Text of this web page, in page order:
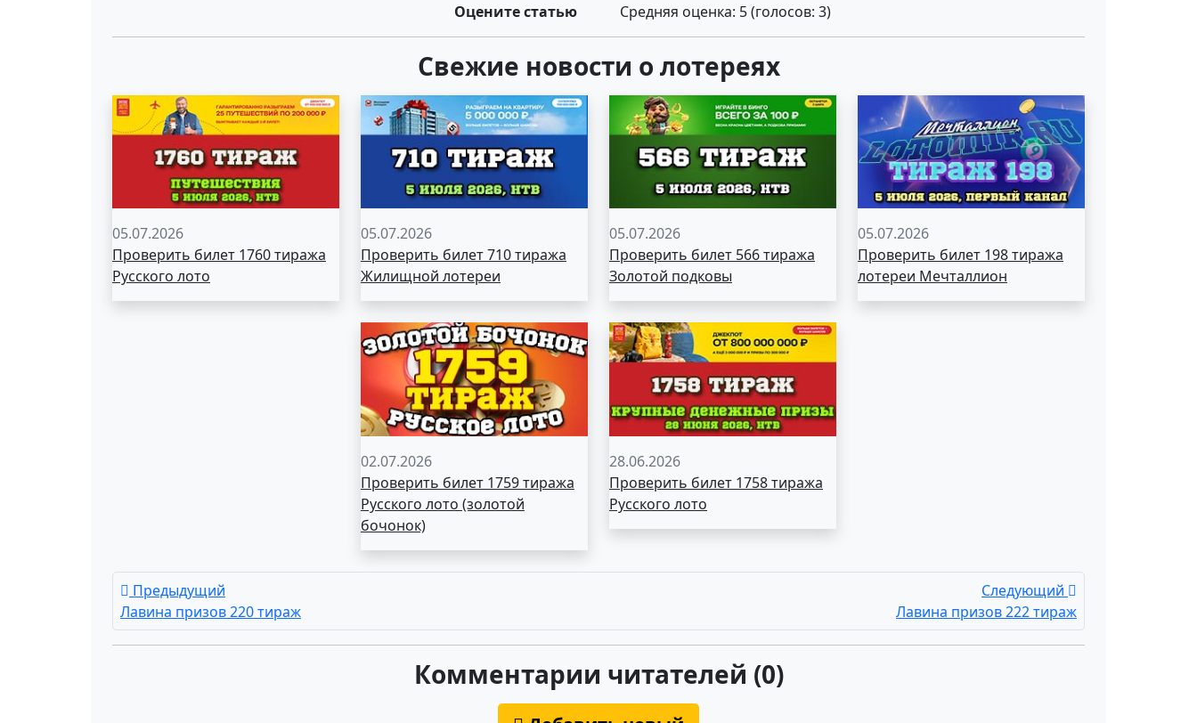
Оцените статью Средняя оценка: 5(голосов: 3)
Свежие новости о лотереях
05.07.2026
Проверить билет 1760 тиража
Русского лото
05.07.2026
Проверить билет 710 тиража
Жилищной лотереи
05.07.2026
Проверить билет 566 тиража
Золотой подковы
05.07.2026
Проверить билет 198 тиража
лотереи Мечталлион
02.07.2026
Проверить билет 1759 тиража
Русского лото (золотой
бочонок)
28.06.2026
Проверить билет 1758 тиража
Русского лото
Предыдущий
Лавина призов 220 тираж
Следующий
Лавина призов 222 тираж
Комментарии читателей (0)